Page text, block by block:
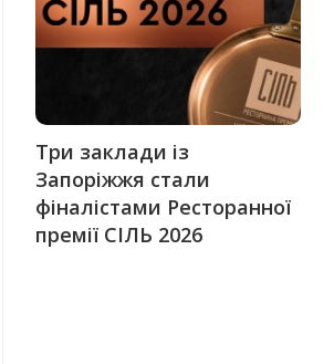
Три заклади із
Запоріжжя стали
фіналістами Ресторанної
премії СІЛЬ 2026